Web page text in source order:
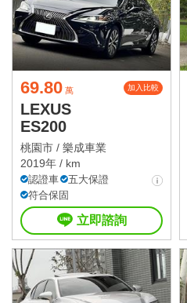
69.80 萬 加入比較
LEXUS
ES200
桃園市 / 樂成車業
2019年 / km
認證車
五大保證
符合保固
立即諮詢